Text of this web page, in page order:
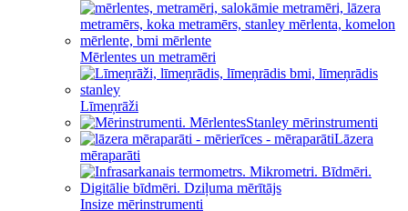
Mērlentes un metramēri
Līmeņrāži
Stanley mērinstrumenti
Lāzera
mēraparāti
Insize mērinstrumenti